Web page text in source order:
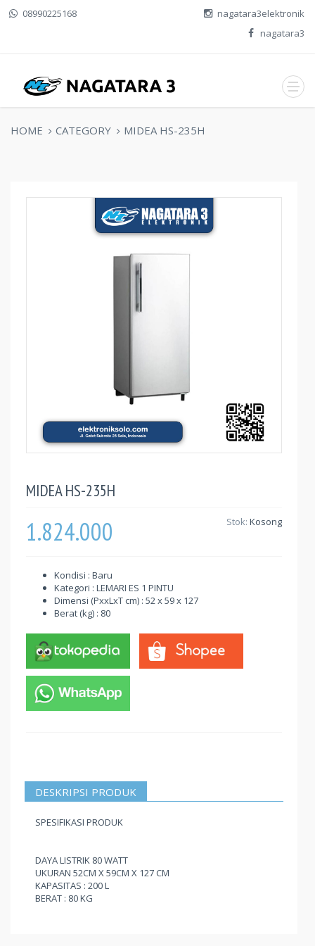
08990225168
nagatara3elektronik
nagatara3
HOME CATEGORY MIDEA HS-235H
MIDEA HS-235H
1.824.000 Stok: Kosong
Kondisi : Baru
Kategori : LEMARI ES 1 PINTU
Dimensi (PxxLxT cm) : 52 x 59 x 127
Berat (kg) : 80
DESKRIPSI PRODUK
SPESIFIKASI PRODUK
DAYA LISTRIK 80 WATT
UKURAN 52CM X 59CM X 127 CM
KAPASITAS : 200 L
BERAT : 80 KG